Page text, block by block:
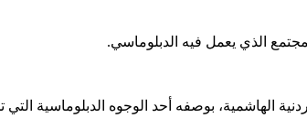
الذي يعمل فيه الدبلوماسي.
بوصفه أحد الوجوه الدبلوماسية التي